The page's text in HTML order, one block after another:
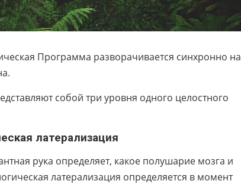
Программа разворачивается синхронно на
собой три уровня одного целостного
рука определяет, какое полушарие мозга и
латерализация определяется в момент